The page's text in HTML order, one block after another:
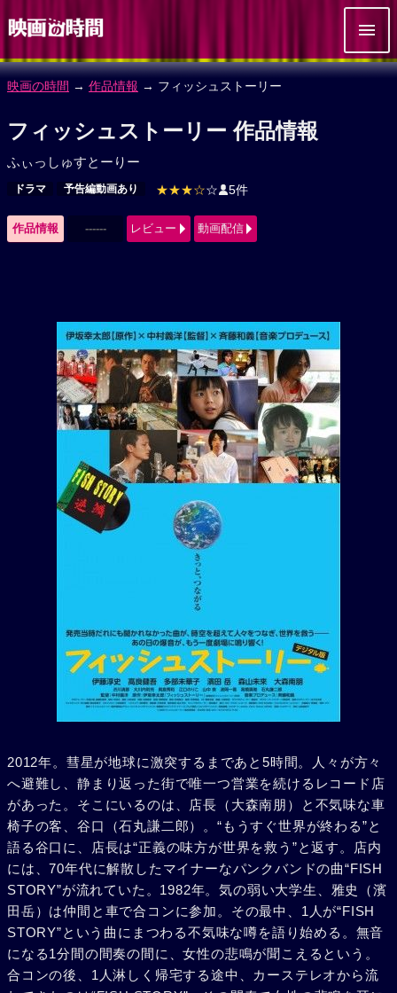
映画の時間 → 作品情報 → フィッシュストーリー
フィッシュストーリー 作品情報
ふぃっしゅすとーりー
ドラマ 予告編動画あり ★★★☆☆ 5件
作品情報 ------ レビュー 動画配信
2012年。彗星が地球に激突するまであと5時間。人々が方々
へ避難し、静まり返った街で唯一つ営業を続けるレコード店
があった。そこにいるのは、店長（大森南朋）と不気味な車
椅子の客、谷口（石丸謙二郎）。“もうすぐ世界が終わる”と
語る谷口に、店長は“正義の味方が世界を救う”と返す。店内
には、70年代に解散したマイナーなパンクバンドの曲“FISH
STORY”が流れていた。1982年。気の弱い大学生、雅史（濱
田岳）は仲間と車で合コンに参加。その最中、1人が“FISH
STORY”という曲にまつわる不気味な噂を語り始める。無音
になる1分間の間奏の間に、女性の悲鳴が聞こえるという。
合コンの後、1人淋しく帰宅する途中、カーステレオから流